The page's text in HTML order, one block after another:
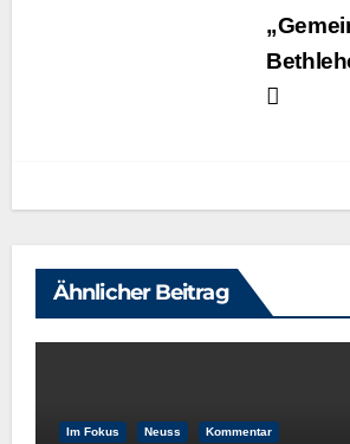
Ähnlicher Beitrag
Im Fokus Neuss Kommentar